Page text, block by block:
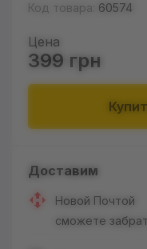
Код товара: 60574
Цена
399 грн
Доставим
Новой Почтой
сможете